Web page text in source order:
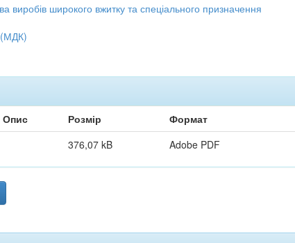
виробів широкого вжитку та спеціального призначення
(МДК)
Опис Розмір
Формат
376,07 kB Adobe PDF